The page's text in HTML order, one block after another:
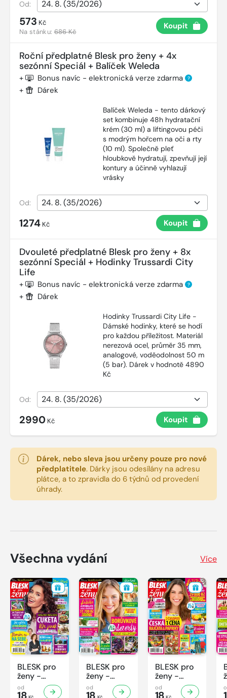
Od:
573 Kč
Na stánku:686 Kč
Koupit
Roční předplatné Blesk pro ženy + 4x
sezónní Speciál + Balíček Weleda
+ Bonus navíc - elektronická verze zdarma ?
+ Dárek
Balíček Weleda - tento dárkový
set kombinuje 48h hydratační
krém (30 ml) a liftingovou péči
s modrým hořcem na oči a rty
(10 ml). Společně pleť
hloubkově hydratují, zpevňují její
kontury a účinně vyhlazují
vrásky
Od:
1274 Kč Koupit
Dvouleté předplatné Blesk pro ženy + 8x
sezónní Speciál + Hodinky Trussardi City
Life
+ Bonus navíc - elektronická verze zdarma ?
+ Dárek
Hodinky Trussardi City Life -
Dámské hodinky, které se hodí
pro každou příležitost. Materiál
nerezová ocel, průměr 35 mm,
analogové, voděodolnost 50 m
(5 bar). Dárek v hodnotě 4890
Kč
Od:
2990 Kč Koupit
Dárek, nebo sleva jsou určeny pouze pro nové
předplatitele. Dárky jsou odesílány na adresu
plátce, a to zpravidla do 6 týdnů od provedení
úhrady.
Všechna vydání Více
BLESK pro
ženy -
32/2026
od
18
BLESK pro
ženy -
31/2026
od
18
BLESK pro
ženy -
30/2026
od
18